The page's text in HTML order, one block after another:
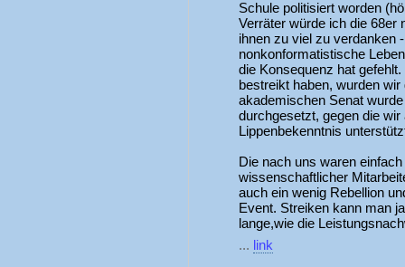
Schule politisiert worden
Verräter würde ich die 68er
ihnen zu viel zu verdanken
nonkonformatistische
die Konsequenz hat
bestreikt haben, wurden
akademischen Senat
durchgesetzt, gegen die
Lippenbekenntnis
Die nach uns waren
wissenschaftlicher
auch ein wenig Rebellion
Event. Streiken kann man
lange,wie die
... link